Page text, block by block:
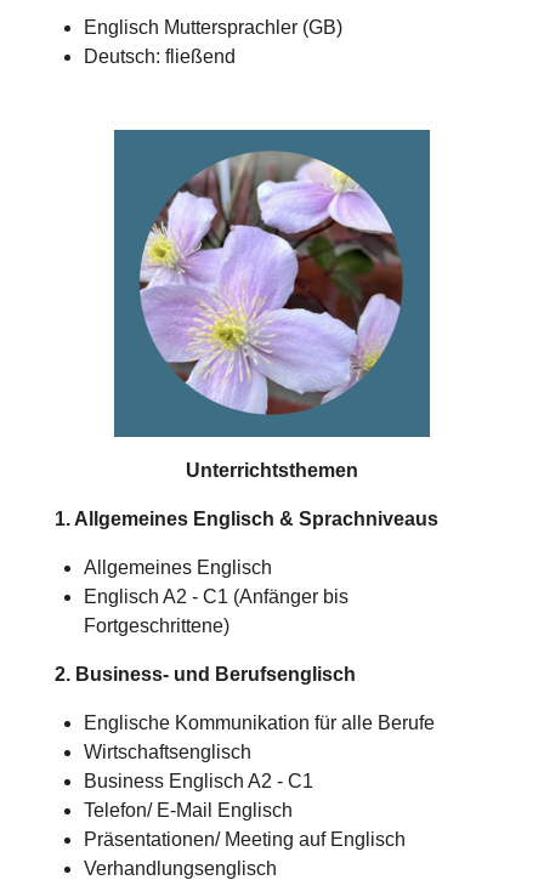
Englisch Muttersprachler (GB)
Deutsch: fließend
Unterrichtsthemen
1. Allgemeines Englisch & Sprachniveaus
Allgemeines Englisch
Englisch A2 - C1 (Anfänger bis
Fortgeschrittene)
2. Business- und Berufsenglisch
Englische Kommunikation für alle Berufe
Wirtschaftsenglisch
Business Englisch A2 - C1
Telefon/ E-Mail Englisch
Präsentationen/ Meeting auf Englisch
Verhandlungsenglisch